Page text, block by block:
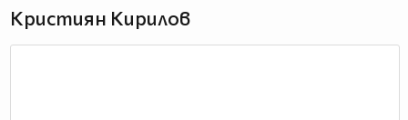
Кристиян Кирилов